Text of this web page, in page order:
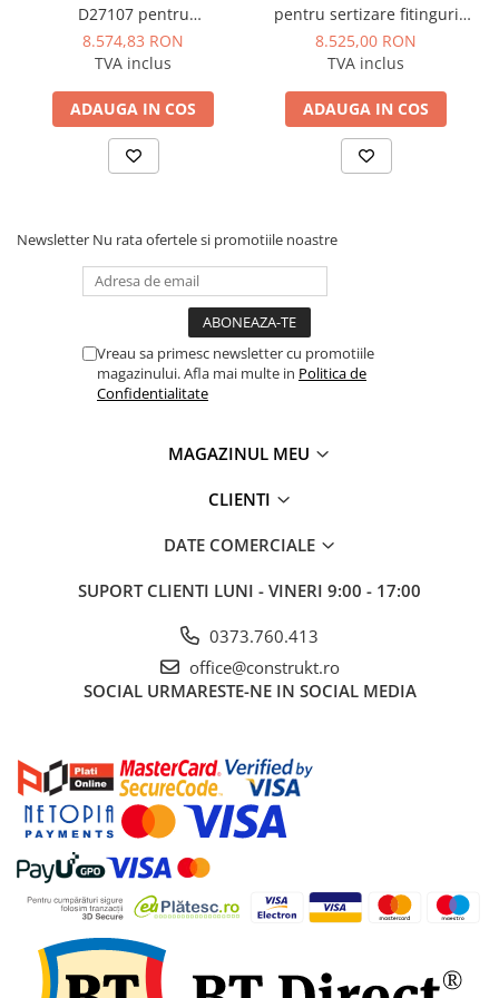
reglarea adâncimii de tăiere
De reținut
Cântărește 24,8 kg - transportabilă pe șantier, dar nu este o
Necesită alimentare la rețea de 230 V; nu funcționează pe
acumulator
D27107 pentru
lemn/aluminiu 2000W
305x30mm
8.574,83 RON
TVA inclus
ADAUGA IN COS
pentru sertizare fitinguri
Rothenberger ROMAX AC
ECO Set SV 15-22-28 mm
8.525,00 RON
TVA inclus
ADAUGA IN COS
Newsletter Nu rata ofertele si promotiile noastre
Vreau sa primesc newsletter cu promotiile
magazinului. Afla mai multe in Politica de
Confidentialitate
MAGAZINUL MEU
CLIENTI
DATE COMERCIALE
SUPORT CLIENTI LUNI - VINERI 9:00 - 17:00
0373.760.413
office@construkt.ro
SOCIAL URMARESTE-NE IN SOCIAL MEDIA